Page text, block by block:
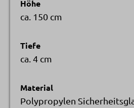
Höhe
ca. 150 cm
Tiefe
ca. 4 cm
Material
Polypropylen